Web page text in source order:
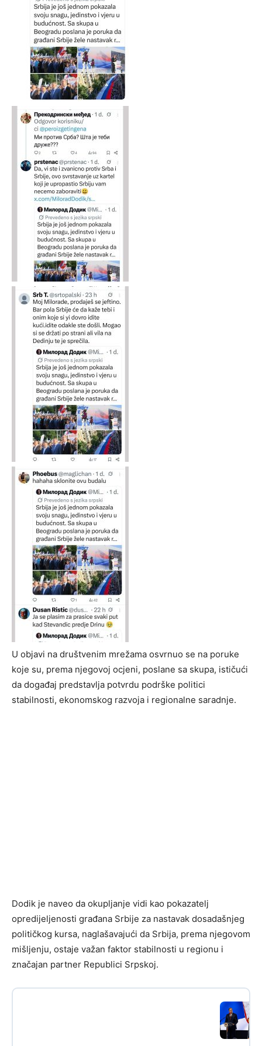
U objavi na društvenim mrežama osvrnuo se na poruke
koje su, prema njegovoj ocjeni, poslane sa skupa, ističući
da događaj predstavlja potvrdu podrške politici
stabilnosti, ekonomskog razvoja i regionalne saradnje.
Dodik je naveo da okupljanje vidi kao pokazatelj
opredijeljenosti građana Srbije za nastavak dosadašnjeg
političkog kursa, naglašavajući da Srbija, prema njegovom
mišljenju, ostaje važan faktor stabilnosti u regionu i
značajan partner Republici Srpskoj.